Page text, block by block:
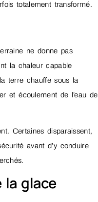
totalement transformé.
ne donne pas
la chaleur capable
terre chauffe sous la
et écoulement de l’eau de
Certaines disparaissent,
avant d’y conduire
la glace